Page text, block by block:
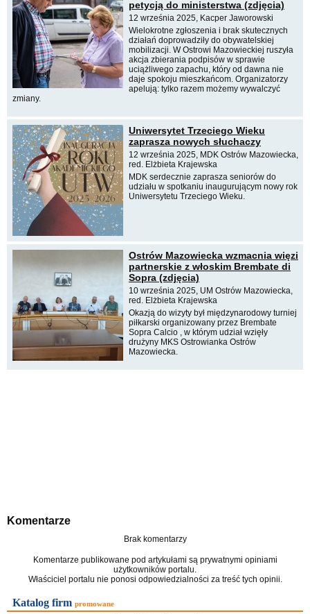
petycją do ministerstwa (zdjęcia)
12 września 2025, Kacper Jaworowski
Wielokrotne zgłoszenia i brak skutecznych
działań doprowadziły do obywatelskiej
mobilizacji. W Ostrowi Mazowieckiej ruszyła
akcja zbierania podpisów w sprawie
uciążliwego zapachu, który od dawna nie
daje spokoju mieszkańcom. Organizatorzy
apelują: tylko razem możemy wywalczyć
zmiany.
Uniwersytet Trzeciego Wieku
zaprasza nowych słuchaczy
12 września 2025, MDK Ostrów Mazowiecka,
red. Elżbieta Krajewska
MDK serdecznie zaprasza seniorów do
udziału w spotkaniu inaugurującym nowy rok
Uniwersytetu Trzeciego Wieku.
Ostrów Mazowiecka wzmacnia więzi
partnerskie z włoskim Brembate di
Sopra (zdjęcia)
10 września 2025, UM Ostrów Mazowiecka,
red. Elżbieta Krajewska
Okazją do wizyty był międzynarodowy turniej
piłkarski organizowany przez Brembate
Sopra Calcio , w którym udział wzięły
drużyny MKS Ostrowianka Ostrów
Mazowiecka.
Komentarze
Brak komentarzy
Komentarze publikowane pod artykułami są prywatnymi opiniami
użytkowników portalu.
Właściciel portalu nie ponosi odpowiedzialności za treść tych opinii.
Katalog firm promowane